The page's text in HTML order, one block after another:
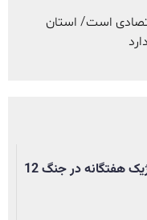
است/ استان
درسهای استراتژیک هفتگانه در جنگ 12